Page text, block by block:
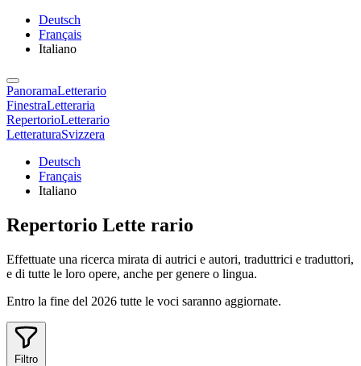
Deutsch
Français
Italiano
PanoramaLetterario
FinestraLetteraria
RepertorioLetterario
LetteraturaSvizzera
Deutsch
Français
Italiano
Repertorio Lette rario
Effettuate una ricerca mirata di autrici e autori, traduttrici e traduttori,
e di tutte le loro opere, anche per genere o lingua.
Entro la fine del 2026 tutte le voci saranno aggiornate.
Filtro